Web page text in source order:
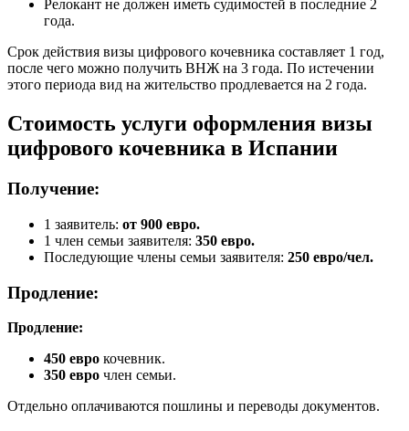
Релокант не должен иметь судимостей в последние 2
года.
Срок действия визы цифрового кочевника составляет 1 год,
после чего можно получить ВНЖ на 3 года. По истечении
этого периода вид на жительство продлевается на 2 года.
Стоимость услуги оформления визы
цифрового кочевника в Испании
Получение:
1 заявитель: от 900 евро.
1 член семьи заявителя: 350 евро.
Последующие члены семьи заявителя: 250 евро/чел.
Продление:
Продление:
450 евро кочевник.
350 евро член семьи.
Отдельно оплачиваются пошлины и переводы документов.